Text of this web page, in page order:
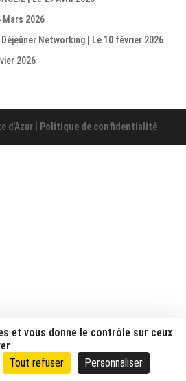
Mars 2026
Networking | Le 10 février 2026
2026
d'Azur | Politique de confidentialité
et vous donne le contrôle sur ceux
Tout refuser Personnaliser